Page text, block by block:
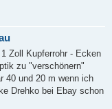
Zoll Kupferrohr - Ecken
zu "verschönern"
40 und 20 m wenn ich
Drehko bei Ebay schon